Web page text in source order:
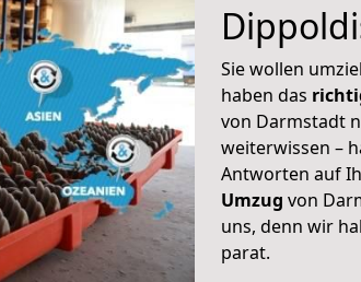
Sie wollen
haben das
von Darmstadt
weiterwissen –
Antworten auf
Umzug von
uns, denn wir
parat.